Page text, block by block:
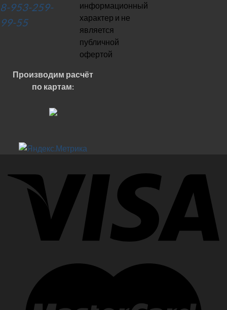
8-953-259-
99-55
информационный
характер и не
является
публичной
офертой
Производим расчёт
по картам: